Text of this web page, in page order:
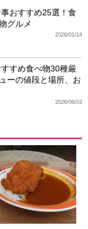
おすすめ25選！食
グルメ
2026/01/14
すめ食べ物30種厳
ーの値段と場所、お
2026/06/03